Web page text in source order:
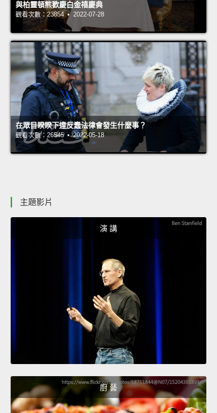
與柏靈頓熊歡慶白金禧慶典
觀看次數：23854 • 2022-07-28
在眾目睽睽下違反蠢法律會發生什麼事？
觀看次數：26545 • 2022-05-18
主題影片
演 講
廚 藝